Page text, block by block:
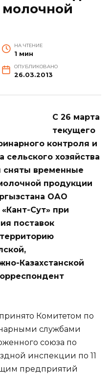
молочной
НА ЧТЕНИЕ
1 мин
ОПУБЛИКОВАНО
26.03.2013
С 26 марта
текущего
контроля и
сельского хозяйства
сняты временные
продукции
ОАО
Сут» при
поставок
Казахстанской
Комитетом по
службами
союза по
инспекции по 11
предприятий